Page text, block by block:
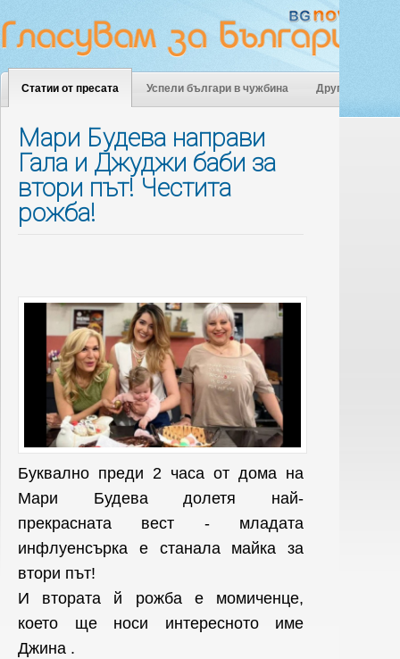
Статии от пресата Успели българи в чужбина Други
Мари Будева направи
Гала и Джуджи баби за
втори път! Честита
рожба!
Буквално преди 2 часа от дома на
Мари Будева долетя най-
прекрасната вест - младата
инфлуенсърка е станала майка за
втори път!
И втората й рожба е момиченце,
което ще носи интересното име
Джина .